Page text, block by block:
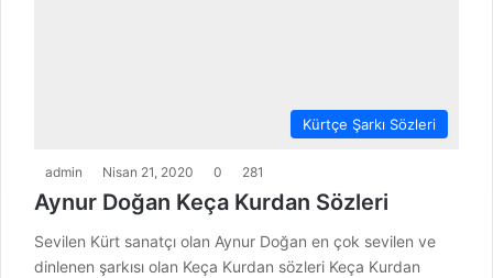
Kürtçe Şarkı Sözleri
admin Nisan 21, 2020 0 281
Aynur Doğan Keça Kurdan Sözleri
Sevilen Kürt sanatçı olan Aynur Doğan en çok sevilen ve
dinlenen şarkısı olan Keça Kurdan sözleri Keça Kurdan